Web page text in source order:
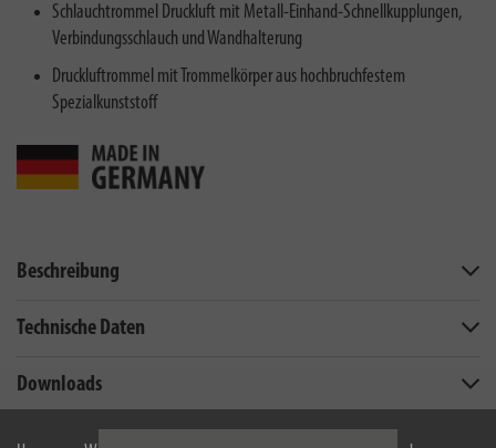
Schlauchtrommel Druckluft mit Metall-Einhand-Schnellkupplungen,
Verbindungsschlauch und Wandhalterung
Druckluftrommel mit Trommelkörper aus hochbruchfestem
Spezialkunststoff
Beschreibung
Technische Daten
Downloads